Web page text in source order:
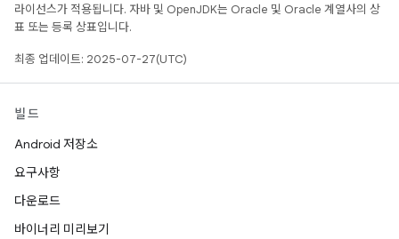
라이선스가 적용됩니다. 자바 및 OpenJDK는 Oracle 및 Oracle 계열사의 상
표 또는 등록 상표입니다.
최종 업데이트: 2025-07-27(UTC)
빌드
Android 저장소
요구사항
다운로드
바이너리 미리보기